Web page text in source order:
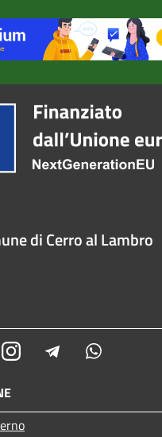
di Cerro al Lambro
Instagram Telegram